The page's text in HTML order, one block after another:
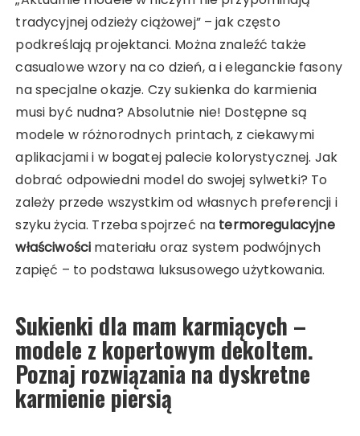
tradycyjnej odzieży ciążowej” – jak często
podkreślają projektanci. Można znaleźć także
casualowe wzory na co dzień, a i eleganckie fasony
na specjalne okazje. Czy sukienka do karmienia
musi być nudna? Absolutnie nie! Dostępne są
modele w różnorodnych printach, z ciekawymi
aplikacjami i w bogatej palecie kolorystycznej. Jak
dobrać odpowiedni model do swojej sylwetki? To
zależy przede wszystkim od własnych preferencji i
szyku życia. Trzeba spojrzeć na termoregulacyjne
właściwości materiału oraz system podwójnych
zapięć – to podstawa luksusowego użytkowania.
Sukienki dla mam karmiących –
modele z kopertowym dekoltem.
Poznaj rozwiązania na dyskretne
karmienie piersią